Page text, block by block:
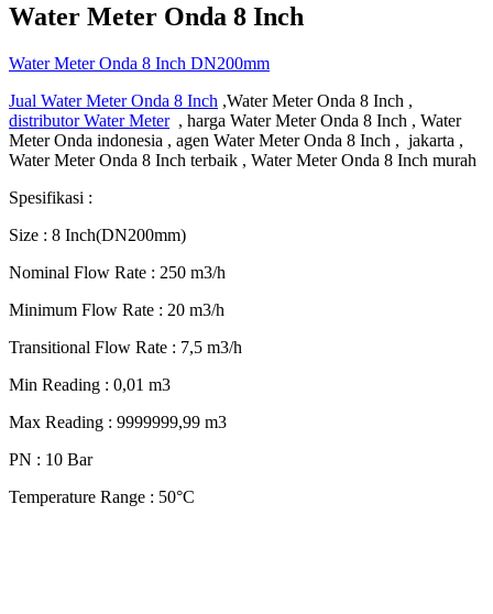
Water Meter Onda 8 Inch
Water Meter Onda 8 Inch DN200mm
Jual Water Meter Onda 8 Inch ,Water Meter Onda 8 Inch ,
distributor Water Meter, harga Water Meter Onda 8 Inch , Water
Meter Onda indonesia , agen Water Meter Onda 8 Inch , jakarta ,
Water Meter Onda 8 Inch terbaik , Water Meter Onda 8 Inch murah
Spesifikasi :
Size : 8 Inch(DN200mm)
Nominal Flow Rate : 250 m3/h
Minimum Flow Rate : 20 m3/h
Transitional Flow Rate : 7,5 m3/h
Min Reading : 0,01 m3
Max Reading : 9999999,99 m3
PN : 10 Bar
Temperature Range : 50°C